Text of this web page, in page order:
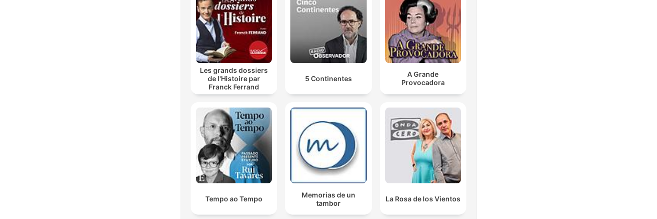
Nel mio libro io faccio prevalere la monarchia per poche
migliaia di voti, perché questo mi consente innanzitutto
in qualche modo di rispettare l'orientamento della
storia.
00:13:51 · L'autore chiarisce la sua scelta narrativa di non
stravolgere completamente i fatti storici consolidati.
Umberto di Savoia non abdica perché non riconosce la
Repubblica, Umberto di Savoia non va in esilio, si
allontana che è una cosa completamente diversa.
00:14:21 · Una precisazione terminologica importante sulla natura
della partenza del sovrano dall'Italia.
citazione inventata, c'è una prospettiva diversa con la
quale raccontare la nostra storia.
Les grands dossiers
de l'Histoire par
Franck Ferrand
5 Continentes
A Grande
Provocadora
Tempo ao Tempo
Memorias de un
tambor
La Rosa de los Vientos